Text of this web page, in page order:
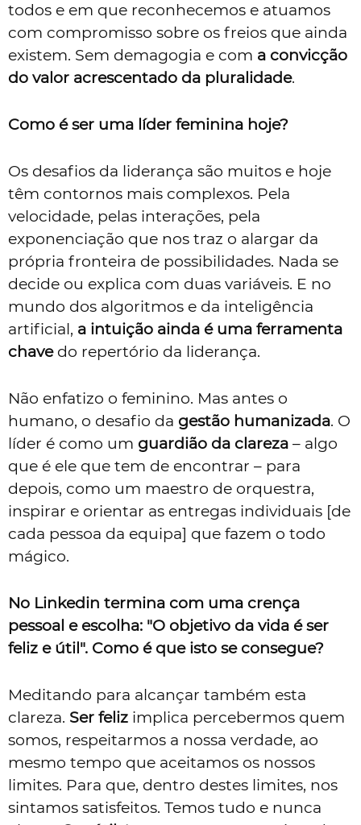
todos e em que reconhecemos e atuamos
com compromisso sobre os freios que ainda
existem. Sem demagogia e com a convicção
do valor acrescentado da pluralidade.
Como é ser uma líder feminina hoje?
Os desafios da liderança são muitos e hoje
têm contornos mais complexos. Pela
velocidade, pelas interações, pela
exponenciação que nos traz o alargar da
própria fronteira de possibilidades. Nada se
decide ou explica com duas variáveis. E no
mundo dos algoritmos e da inteligência
artificial, a intuição ainda é uma ferramenta
chavedo repertório da liderança.
Não enfatizo o feminino. Mas antes o
humano, o desafio da gestão humanizada. O
líder é como um guardião da clareza – algo
que é ele que tem de encontrar – para
depois, como um maestro de orquestra,
inspirar e orientar as entregas individuais [de
cada pessoa da equipa] que fazem o todo
mágico.
No Linkedin termina com uma crença
pessoal e escolha: "O objetivo da vida é ser
feliz e útil". Como é que isto se consegue?
Meditando para alcançar também esta
clareza. Ser feliz implica percebermos quem
somos, respeitarmos a nossa verdade, ao
mesmo tempo que aceitamos os nossos
limites. Para que, dentro destes limites, nos
sintamos satisfeitos. Temos tudo e nunca